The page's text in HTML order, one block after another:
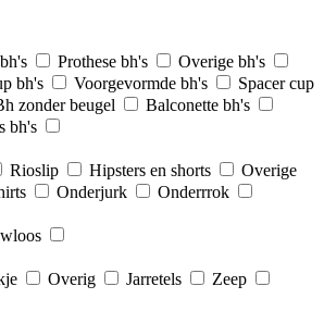
Prothese bh's
Overige bh's
bh's Voorgevormde bh's
Spacer cup
zonder beugel
Balconette bh's
bh's
Rioslip Hipsters en shorts
Overige
Onderjurk
Onderrrok
Overig Jarretels
Zeep